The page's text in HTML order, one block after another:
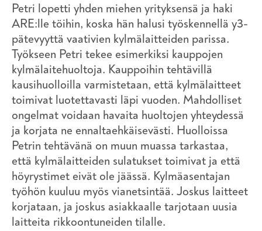
Petri lopetti yhden miehen yrityksensä ja haki
ARE:lle töihin, koska hän halusi työskennellä y3-
pätevyyttä vaativien kylmälaitteiden parissa.
Työkseen Petri tekee esimerkiksi kauppojen
kylmälaitehuoltoja. Kauppoihin tehtävillä
kausihuolloilla varmistetaan, että kylmälaitteet
toimivat luotettavasti läpi vuoden. Mahdolliset
ongelmat voidaan havaita huoltojen yhteydessä
ja korjata ne ennaltaehkäisevästi. Huolloissa
Petrin tehtävänä on muun muassa tarkastaa,
että kylmälaitteiden sulatukset toimivat ja että
höyrystimet eivät ole jäässä. Kylmäasentajan
työhön kuuluu myös vianetsintää. Joskus laitteet
korjataan, ja joskus asiakkaalle tarjotaan uusia
laitteita rikkoontuneiden tilalle.